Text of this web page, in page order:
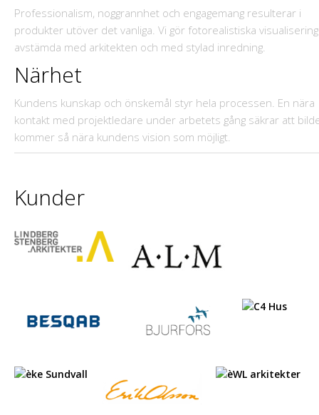
Professionalism, noggrannhet och engagemang resulterar i
produkter utöver det vanliga. Vi gör fotorealistiska
avstämda med arkitekten och med stylad inredning.
Närhet
Kundens kunskap och önskemål styr hela processen. En nära
kontakt med projektledare under arbetets gång säkrar att
kommer så nära kundens vision som möjligt.
Kunder